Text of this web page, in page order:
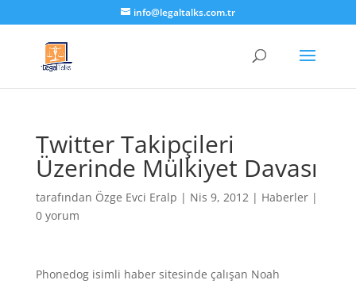
info@legaltalks.com.tr
Twitter Takipçileri
Üzerinde Mülkiyet Davası
tarafından Özge Evci Eralp | Nis 9, 2012| Haberler|
0 yorum
Phonedog isimli haber sitesinde çalışan Noah